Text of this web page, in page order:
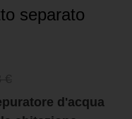
separato
d'acqua